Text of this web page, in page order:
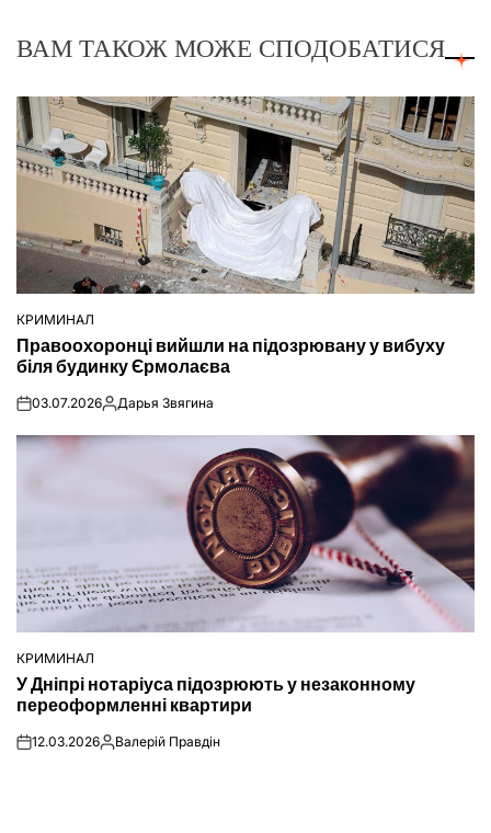
ВАМ ТАКОЖ МОЖЕ СПОДОБАТИСЯ
ОПУБЛІКУВАТИ
КРИМИНАЛ
Правоохоронці вийшли на підозрювану у вибуху
біля будинку Єрмолаєва
on03.07.2026Опубліковано
Дарья Звягина
ОПУБЛІКУВАТИ
У
КРИМИНАЛ
У Дніпрі нотаріуса підозрюють у незаконному
переоформленні квартири
on12.03.2026Опубліковано
Валерій Правдін